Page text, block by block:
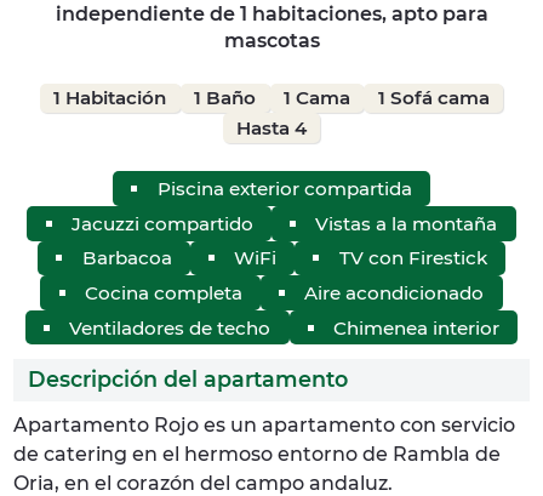
independiente de 1 habitaciones, apto para
mascotas
1 Habitación 1 Baño 1 Cama
1 Sofá cama
Hasta 4
Piscina exterior compartida
Jacuzzi compartido
Vistas a la montaña
Barbacoa
WiFi
TV con Firestick
Cocina completa
Aire acondicionado
Ventiladores de techo
Chimenea interior
Descripción del apartamento
Apartamento Rojo es un apartamento con servicio
de catering en el hermoso entorno de Rambla de
Oria, en el corazón del campo andaluz.